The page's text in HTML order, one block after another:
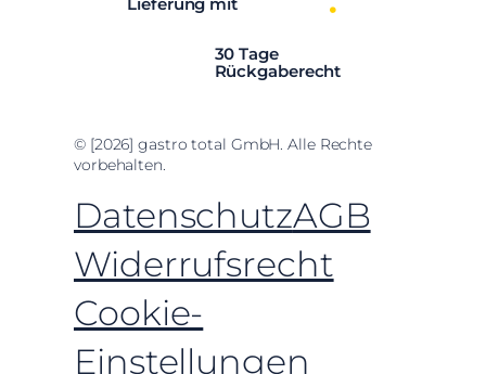
30 Tage
Rückgaberecht
© [2026] gastro total GmbH. Alle Rechte
vorbehalten.
DatenschutzAGB
Widerrufsrecht
Cookie-
Einstellungen